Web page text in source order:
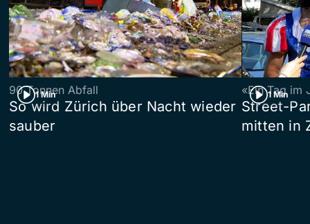
1 Min
90 Tonnen Abfall
So wird Zürich über Nacht wieder
sauber
1 Min
«Ein Tag im
Street-
mitten in